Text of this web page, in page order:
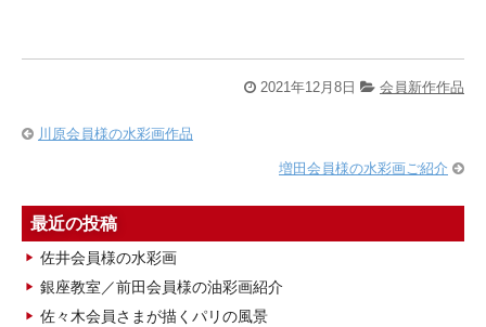
2021年12月8日 会員新作作品
川原会員様の水彩画作品
増田会員様の水彩画ご紹介
最近の投稿
佐井会員様の水彩画
銀座教室／前田会員様の油彩画紹介
佐々木会員さまが描くパリの風景